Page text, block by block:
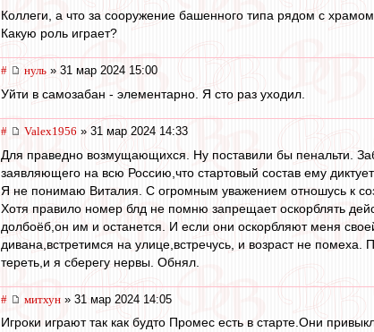
Коллеги, а что за сооружение башенного типа рядом с
Какую роль играет?
# нуль » 31 мар 2024 15:00
Уйти в самозабан - элементарно. Я сто раз уходил.
# Valex1956 » 31 мар 2024 14:33
Для праведно возмущающихся. Ну поставили бы пенальти.
заявляющего на всю Россию,что стартовый состав ему
Я не понимаю Виталия. С огромным уважением отношусь к
Хотя правило номер блд не помню запрещает оскорблять
долбоёб,он им и останется. И если они оскорбляют меня
дивана,встретимся на улице,встречусь, и возраст не
тереть,и я сберегу нервы. Обнял.
# митхун » 31 мар 2024 14:05
Игроки играют так как будто Промес есть в старте.Они